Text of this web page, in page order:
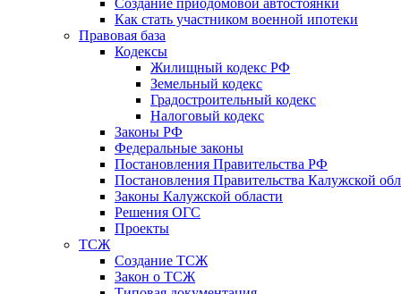
Создание приодомовой автостоянки
Как стать участником военной ипотеки
Правовая база
Кодексы
Жилищный кодекс РФ
Земельный кодекс
Градостроительный кодекс
Налоговый кодекс
Законы РФ
Федеральные законы
Постановления Правительства РФ
Постановления Правительства Калужской
Законы Калужской области
Решения ОГС
Проекты
ТСЖ
Создание ТСЖ
Закон о ТСЖ